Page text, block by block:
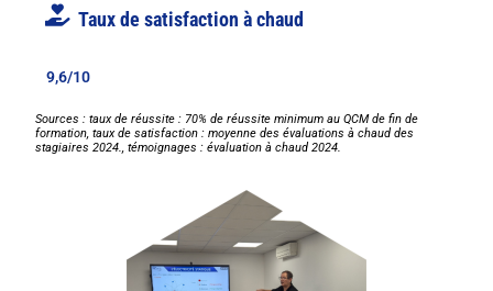
Taux de satisfaction à chaud​
9,6/10
Sources : taux de réussite : 70% de réussite minimum au QCM de fin de
formation, taux de satisfaction : moyenne des évaluations à chaud des
stagiaires 2024., témoignages : évaluation à chaud 2024.